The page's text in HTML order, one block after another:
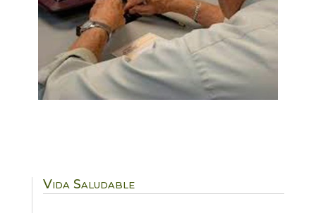
Vida Saludable